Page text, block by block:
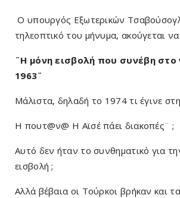
Ο υπουργός Εξωτερικών
τηλεοπτικό του μήνυμα, ακούγεται να
¨Η μόνη εισβολή που συνέβη στο
1963¨
Μάλιστα, δηλαδή το 1974 τι έγινε
Η πουτ@ν@ H Αϊσέ πάει διακοπές¨ ;
Αυτό δεν ήταν το συνθηματικό για
εισβολή ;
Αλλά βέβαια οι Τούρκοι βρήκαν και